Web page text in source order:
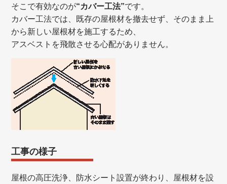
そこで有効なのが“カバー工法”です。
カバー工法では、既存の屋根材を撤去せず、そのまま上
から新しい屋根材を施工するため、
アスベストを飛散させる心配がありません。
工事の様子
屋根の高圧洗浄、防水シート設置が終わり、屋根材を設